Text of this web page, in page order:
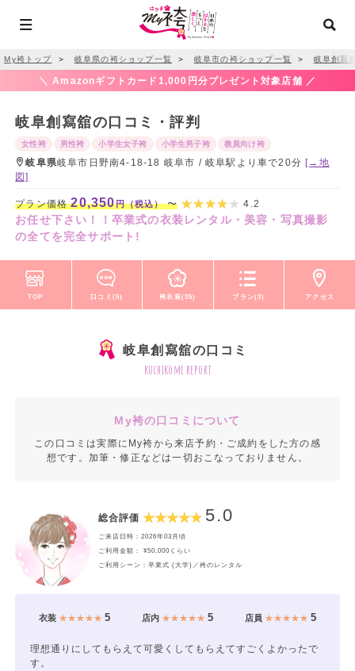
My袴トップ ＞ 岐阜県の袴ショップ一覧 ＞ 岐阜市の袴ショップ一覧 ＞ 岐阜創寫
＼ Amazonギフトカード1,000円分プレゼント対象店舗 ／
岐阜創寫舘の口コミ・評判
女性袴 男性袴 小学生女子袴 小学生男子袴 教員向け袴
岐阜県岐阜市日野南4-18-18 岐阜市 / 岐阜駅より車で20分[→地
図]
プラン価格20,350円（税込）〜 4.2
お任せ下さい！！卒業式の衣装レンタル・美容・写真撮影
の全てを完全サポート!
TOP 口コミ(5) 袴衣装(35) プラン(3) アクセス
岐阜創寫舘の口コミ
kuchikomi report
My袴の口コミについて
この口コミは実際にMy袴から来店予約・ご成約をした方の感
想です。加筆・修正などは一切おこなっておりません。
総合評価 5.0
ご来店日時：2026年03月頃
ご利用金額： ¥50,000くらい
ご利用シーン：卒業式 (大学)／袴のレンタル
衣装★★★★★ 5 店内★★★★★ 5 店員 ★★★★★5
理想通りにしてもらえて可愛くしてもらえてすごくよかったで
す。